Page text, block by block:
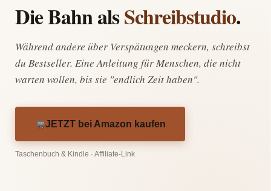
Die Bahn alsSchreibstudio.
Während andere über Verspätungen meckern, schreibst
du Bestseller. Eine Anleitung für Menschen, die nicht
warten wollen, bis sie "endlich Zeit haben".
JETZT bei Amazon kaufen
Taschenbuch & Kindle · Affiliate-Link